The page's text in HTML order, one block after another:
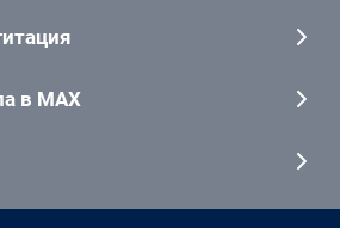
в MAX